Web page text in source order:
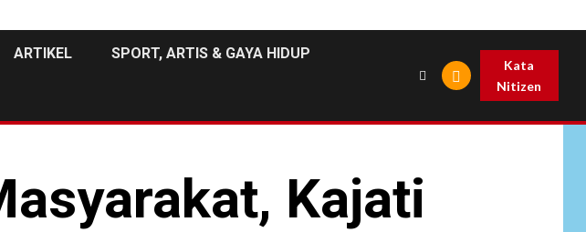
ARTIKEL SPORT, ARTIS & GAYA HIDUP
Kata
Nitizen
Kajati